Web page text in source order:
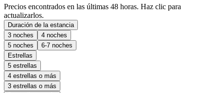
Precios encontrados en las últimas 48 horas. Haz clic para
actualizarlos.
Duración de la estancia
3 noches
4 noches
5 noches
6-7 noches
Estrellas
5 estrellas
4 estrellas o más
3 estrellas o más